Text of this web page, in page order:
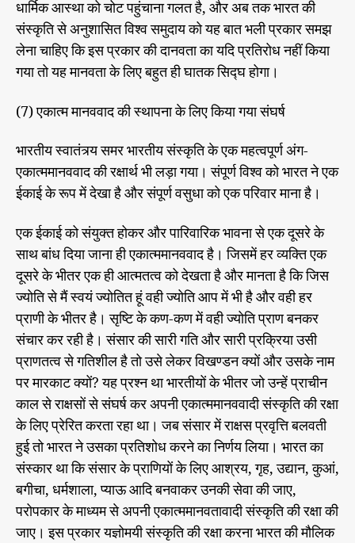
धार्मिक आस्था को चोट पहुंचाना गलत है, और अब तक भारत की
संस्कृति से अनुशासित विश्व समुदाय को यह बात भली प्रकार समझ
लेना चाहिए कि इस प्रकार की दानवता का यदि प्रतिरोध नहीं किया
गया तो यह मानवता के लिए बहुत ही घातक सिद्घ होगा।
(7) एकात्म मानववाद की स्थापना के लिए किया गया संघर्ष
भारतीय स्वातंत्र्य समर भारतीय संस्कृति के एक महत्वपूर्ण अंग-
एकात्ममानववाद की रक्षार्थ भी लड़ा गया। संपूर्ण विश्व को भारत ने एक
ईकाई के रूप में देखा है और संपूर्ण वसुधा को एक परिवार माना है।
एक ईकाई को संयुक्त होकर और पारिवारिक भावना से एक दूसरे के
साथ बांध दिया जाना ही एकात्ममानववाद है। जिसमें हर व्यक्ति एक
दूसरे के भीतर एक ही आत्मतत्व को देखता है और मानता है कि जिस
ज्योति से मैं स्वयं ज्योतित हूं वही ज्योति आप में भी है और वही हर
प्राणी के भीतर है। सृष्टि के कण-कण में वही ज्योति प्राण बनकर
संचार कर रही है। संसार की सारी गति और सारी प्रक्रिया उसी
प्राणतत्व से गतिशील है तो उसे लेकर विखण्डन क्यों और उसके नाम
पर मारकाट क्यों? यह प्रश्न था भारतीयों के भीतर जो उन्हें प्राचीन
काल से राक्षसों से संघर्ष कर अपनी एकात्ममानववादी संस्कृति की रक्षा
के लिए प्रेरित करता रहा था। जब संसार में राक्षस प्रवृत्ति बलवती
हुई तो भारत ने उसका प्रतिशोध करने का निर्णय लिया। भारत का
संस्कार था कि संसार के प्राणियों के लिए आश्रय, गृह, उद्यान, कुआं,
बगीचा, धर्मशाला, प्याऊ आदि बनवाकर उनकी सेवा की जाए,
परोपकार के माध्यम से अपनी एकात्ममानवतावादी संस्कृति की रक्षा की
जाए। इस प्रकार यज्ञोमयी संस्कृति की रक्षा करना भारत की मौलिक